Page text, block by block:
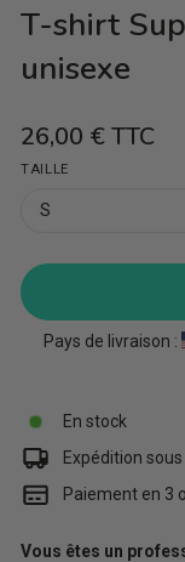
T-shirt
unisexe
26,00 €TTC
TAILLE
Pays de livraison :
En stock
Expédition
Paiement en 3
Vous êtes un